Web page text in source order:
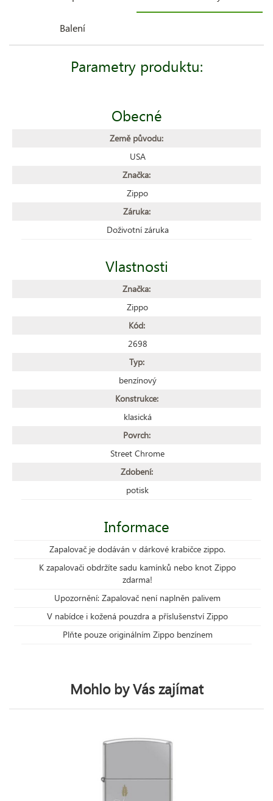
Balení
Parametry produktu:
Obecné
Země původu:
USA
Značka:
Zippo
Záruka:
Doživotní záruka
Vlastnosti
Značka:
Zippo
Kód:
2698
Typ:
benzínový
Konstrukce:
klasická
Povrch:
Street Chrome
Zdobení:
potisk
Informace
Zapalovač je dodáván v dárkové krabičce zippo.
K zapalovači obdržíte sadu kamínků nebo knot Zippo
zdarma!
Upozornění: Zapalovač není naplněn palivem
V nabídce i kožená pouzdra a příslušenství Zippo
Plňte pouze originálním Zippo benzínem
Mohlo by Vás zajímat